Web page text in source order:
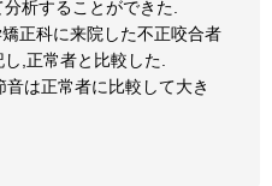
析することができた.
正科に来院した不正咬合者
,正常者と比較した.
は正常者に比較して大き